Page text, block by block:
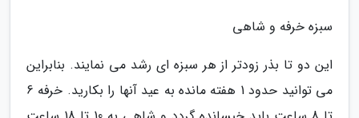
سبزه خرفه و شاهی
این دو تا بذر زودتر از هر سبزه ای رشد می نمایند. بنابراین
می توانید حدود 1 هفته مانده به عید آنها را بکارید. خرفه 6